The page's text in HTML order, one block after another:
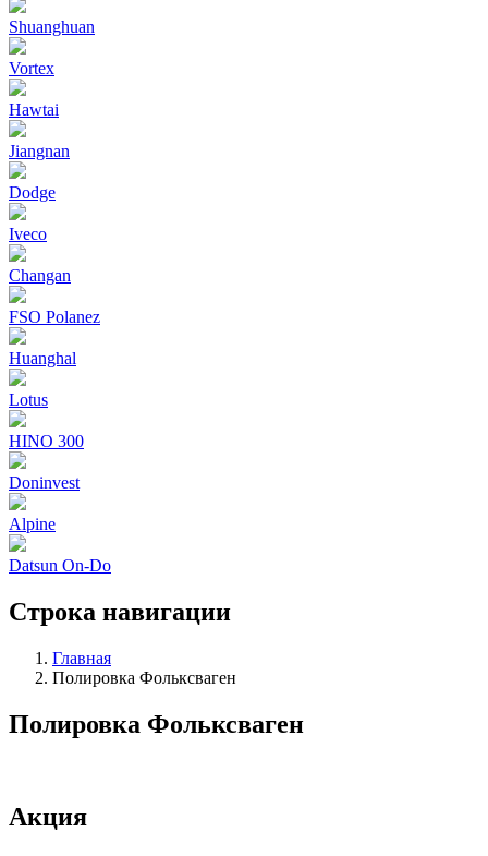
Shuanghuan
Vortex
Hawtai
Jiangnan
Dodge
Iveco
Changan
FSO Polanez
Huanghal
Lotus
HINO 300
Doninvest
Alpine
Datsun On-Do
Строка навигации
Главная
Полировка Фольксваген
Полировка Фольксваген
Акция